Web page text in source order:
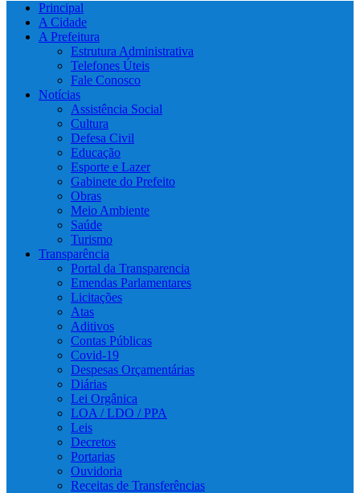
Principal
A Cidade
A Prefeitura
Estrutura Administrativa
Telefones Úteis
Fale Conosco
Notícias
Assistência Social
Cultura
Defesa Civil
Educação
Esporte e Lazer
Gabinete do Prefeito
Obras
Meio Ambiente
Saúde
Turismo
Transparência
Portal da Transparencia
Emendas Parlamentares
Licitações
Atas
Aditivos
Contas Públicas
Covid-19
Despesas Orçamentárias
Diárias
Lei Orgânica
LOA / LDO / PPA
Leis
Decretos
Portarias
Ouvidoria
Receitas de Transferências